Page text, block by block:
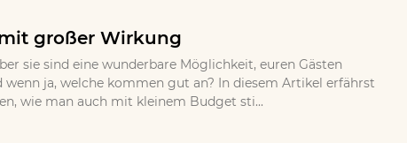
großer Wirkung
sie sind eine wunderbare Möglichkeit, euren Gästen
ja, welche kommen gut an? In diesem Artikel erfährst
wie man auch mit kleinem Budget sti...